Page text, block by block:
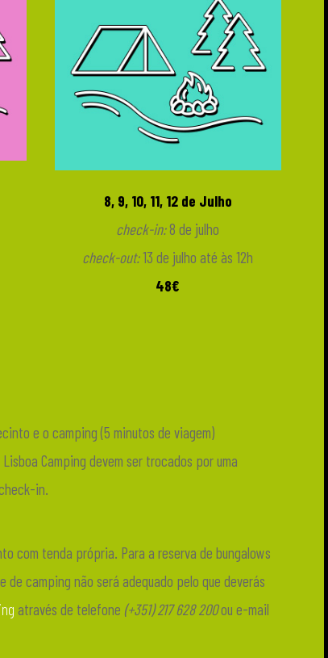
8, 9, 10, 11, 12 de Julho
check-in:8 de julho
check-out:13 de julho até às 12h
48€
e o camping (5 minutos de viagem)
Camping devem ser trocados por uma
in.
com tenda própria. Para a reserva de bungalows
camping não será adequado pelo que deverás
através de telefone (+351) 217 628 200ou e-mail